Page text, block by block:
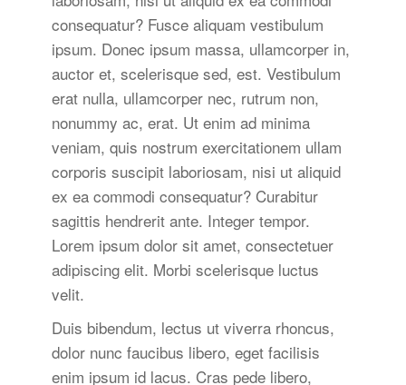
consequatur? Fusce aliquam vestibulum
ipsum. Donec ipsum massa, ullamcorper in,
auctor et, scelerisque sed, est. Vestibulum
erat nulla, ullamcorper nec, rutrum non,
nonummy ac, erat. Ut enim ad minima
veniam, quis nostrum exercitationem ullam
corporis suscipit laboriosam, nisi ut aliquid
ex ea commodi consequatur? Curabitur
sagittis hendrerit ante. Integer tempor.
Lorem ipsum dolor sit amet, consectetuer
adipiscing elit. Morbi scelerisque luctus
velit.
Duis bibendum, lectus ut viverra rhoncus,
dolor nunc faucibus libero, eget facilisis
enim ipsum id lacus. Cras pede libero,